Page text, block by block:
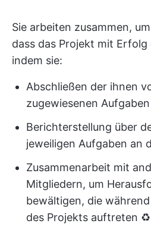
Sie arbeiten zusammen,
dass das Projekt mit
indem sie:
Abschließen der ihnen
zugewiesenen Aufgaben
Berichterstellung über
jeweiligen Aufgaben an
Zusammenarbeit mit
Mitgliedern, um
bewältigen, die
des Projekts auftreten ♻️